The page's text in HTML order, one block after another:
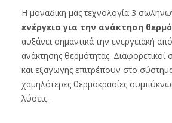
Η μοναδική μας τεχνολογία 3
ενέργεια για την ανάκτηση
αυξάνει σημαντικά την ενεργειακή
ανάκτησης θερμότητας.
και εξαγωγής επιτρέπουν στο
χαμηλότερες θερμοκρασίες
λύσεις.